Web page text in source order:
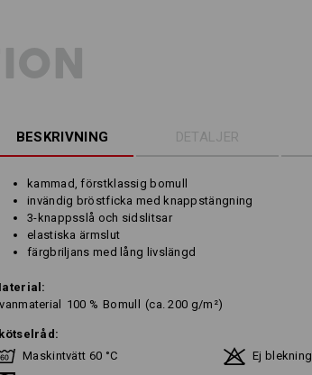
BESKRIVNING DETALJER
kammad, förstklassig bomull
invändig bröstficka med knappstängning
3-knappsslå och sidslitsar
elastiska ärmslut
färgbriljans med lång livslängd
100 % Bomull (ca. 200 g/m²)
Maskintvätt 60 °C
Ej blekning